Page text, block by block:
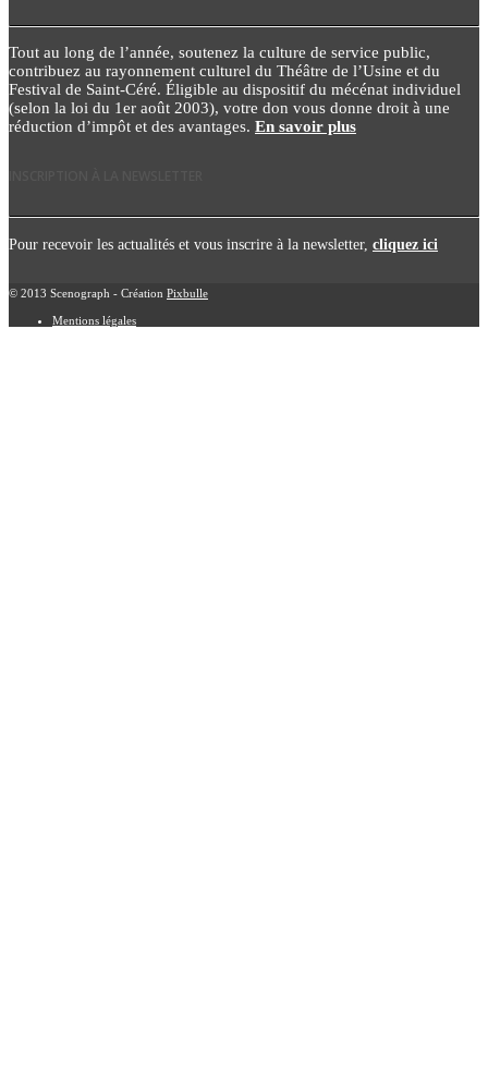
Tout au long de l’année, soutenez la culture de service public,
contribuez au rayonnement culturel du Théâtre de l’Usine et du
Festival de Saint-Céré. Éligible au dispositif du mécénat individuel
(selon la loi du 1er août 2003), votre don vous donne droit à une
réduction d’impôt et des avantages. En savoir plus
Pour recevoir les actualités et vous inscrire à la newsletter, cliquez ici
© 2013 Scenograph - Création Pixbulle
Mentions légales